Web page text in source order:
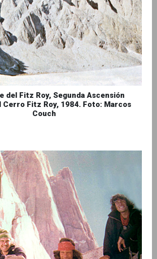
del Fitz Roy, Segunda Ascensión
Cerro Fitz Roy, 1984. Foto: Marcos
Couch